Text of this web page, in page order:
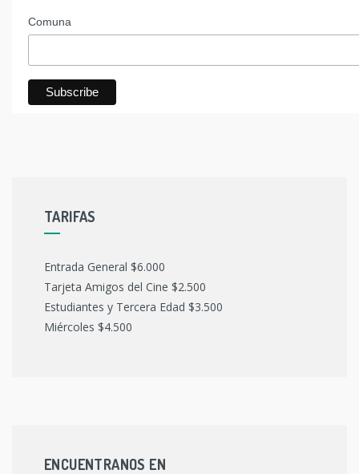
Comuna
TARIFAS
Entrada General $6.000
Tarjeta Amigos del Cine $2.500
Estudiantes y Tercera Edad $3.500
Miércoles $4.500
ENCUENTRANOS EN